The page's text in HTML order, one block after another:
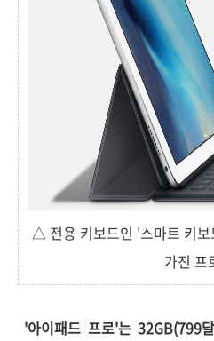
△ 전용 키보드인 '스마트 키
가진 프
'아이패드 프로'는 32GB(799